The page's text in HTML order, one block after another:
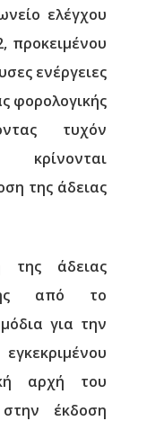
ελέγχου
προκειμένου
ενέργειες
φορολογικής
τυχόν
κρίνονται
της άδειας
άδειας
από το
για την
αρχή του
έκδοση